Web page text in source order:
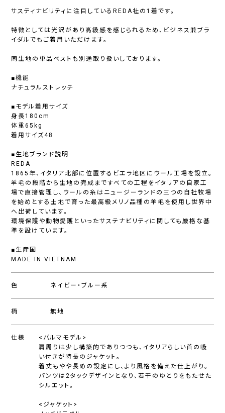
サスティナビリティに注目しているREDA社の1着です。
特徴としては光沢があり高級感を感じられるため、ビジネス兼ブラ
イダルでもご着用いただけます。
同生地の単品ベストも別途取り扱いしております。
■機能
ナチュラルストレッチ
■モデル着用サイズ
身長180cm
体重65kg
着用サイズ48
■生地ブランド説明
REDA
1865年、イタリア北部に位置するビエラ地区にウール工場を設立。
羊毛の段階から生地の完成まですべての工程をイタリアの自家工
場で直接管理し、ウールの糸はニュージーランドの三つの自社牧場
を始めとする土地で育った最高級メリノ品種の羊毛を使用し世界中
へ出荷しています。
環境保護や動物愛護といったサステナビリティに関しても厳格な基
準を設けています。
■生産国
MADE IN VIETNAM
色 ネイビー・ブルー系
柄 無地
仕様
<パルマモデル>
肩周りは少し構築的でありつつも、イタリアらしい首の吸
い付きが特長のジャケット。
着丈もやや長めの設定にし、より風格を備えた仕上がり。
パンツは2タックデザインとなり、若干のゆとりをもたせた
シルエット。
<ジャケット>